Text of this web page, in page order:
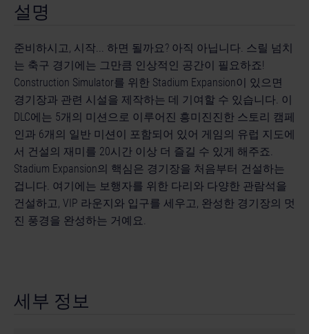
설명
준비하시고, 시작... 하면 될까요? 아직 아닙니다. 스릴 넘치
는 축구 경기에는 그만큼 인상적인 공간이 필요하죠!
Construction Simulator를 위한 Stadium Expansion이 있으면
경기장과 관련 시설을 제작하는 데 기여할 수 있습니다. 이
DLC에는 5개의 미션으로 이루어진 흥미진진한 스토리 캠페
인과 6개의 일반 미션이 포함되어 있어 게임의 유럽 지도에
서 건설의 재미를 20시간 이상 더 즐길 수 있게 해주죠.
Stadium Expansion의 핵심은 경기장을 처음부터 건설하는
겁니다. 여기에는 보행자를 위한 다리와 다양한 관람석을
건설하고, VIP 라운지와 입구를 세우고, 완성한 경기장의 멋
진 풍경을 완성하는 거예요.
세부 정보